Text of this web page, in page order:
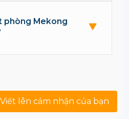
phòng Mekong
Viết lên cảm nhận của bạn